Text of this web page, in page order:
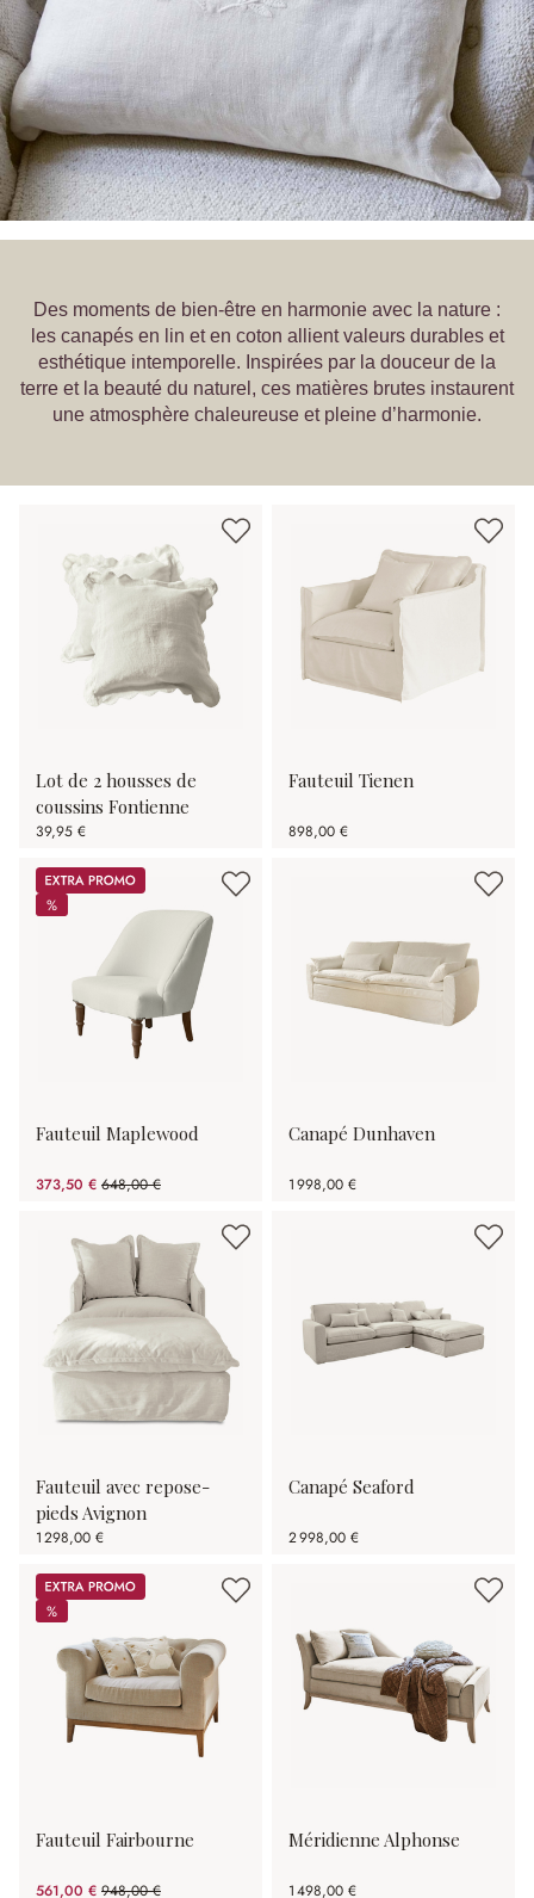
Des moments de bien-être en harmonie avec la nature :
les canapés en lin et en coton allient valeurs durables et
esthétique intemporelle. Inspirées par la douceur de la
terre et la beauté du naturel, ces matières brutes instaurent
une atmosphère chaleureuse et pleine d’harmonie.
Lot de 2 housses de
coussins Fontienne
39,95 €
Fauteuil Tienen
898,00 €
Promos
%
%
Fauteuil Maplewood
373,50 € 648,00 €
(42.36%spared)
Canapé Dunhaven
1 998,00 €
Fauteuil avec repose-
pieds Avignon
1 298,00 €
Canapé Seaford
2 998,00 €
Promos
%
%
Fauteuil Fairbourne
561,00 € 948,00 €
Méridienne Alphonse
1 498,00 €